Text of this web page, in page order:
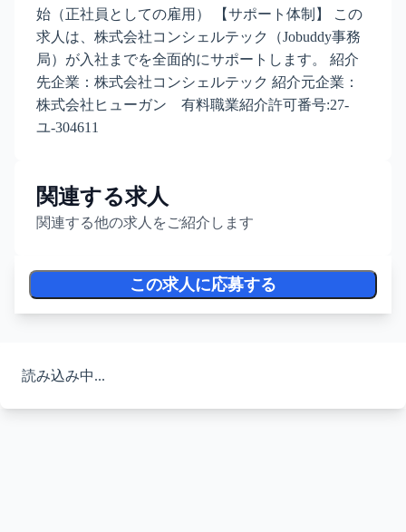
始（正社員としての雇用） 【サポート体制】 この
求人は、株式会社コンシェルテック（Jobuddy事務
局）が入社までを全面的にサポートします。 紹介
先企業：株式会社コンシェルテック 紹介元企業：
株式会社ヒューガン 有料職業紹介許可番号:27-
ユ-304611
関連する求人
関連する他の求人をご紹介します
この求人に応募する
読み込み中...